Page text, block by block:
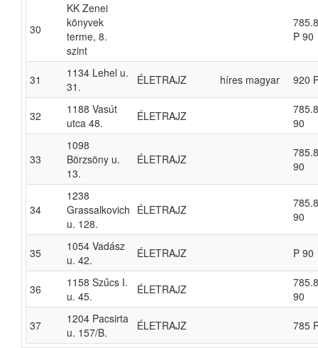
30
KK Zenei
könyvek
terme, 8.
szint
P 90
31
1134 Lehel u.
31.
ÉLETRAJZ híres magyar 920
32
1188 Vasút
utca 48.
ÉLETRAJZ
90
33
1098
Börzsöny u.
13.
ÉLETRAJZ
90
34
1238
Grassalkovich
u. 128.
ÉLETRAJZ
90
35
1054 Vadász
u. 42.
ÉLETRAJZ P 90
36
1158 Szűcs I.
u. 45.
ÉLETRAJZ
90
37
1204 Pacsirta
u. 157/B.
ÉLETRAJZ 785